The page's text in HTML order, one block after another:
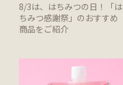
8/3は、はちみつの日！「は
ちみつ感謝祭」のおすすめ
商品をご紹介